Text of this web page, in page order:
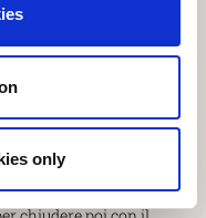
only
nei pressi della
Partecipazione gratuita
nazionale
prenotazione consigliata